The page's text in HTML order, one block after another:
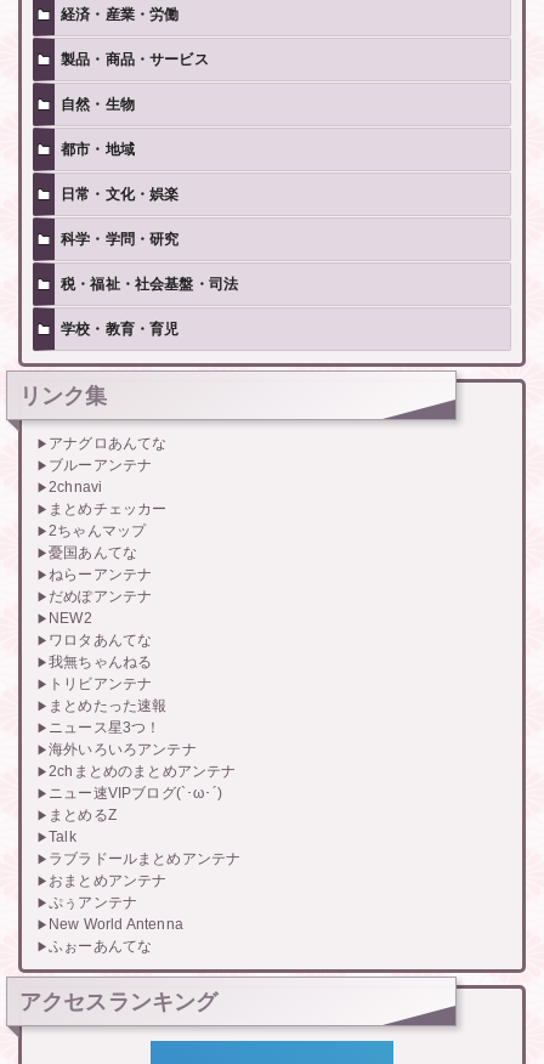
経済・産業・労働
製品・商品・サービス
自然・生物
都市・地域
日常・文化・娯楽
科学・学問・研究
税・福祉・社会基盤・司法
学校・教育・育児
リンク集
アナグロあんてな
ブルーアンテナ
2chnavi
まとめチェッカー
2ちゃんマップ
憂国あんてな
ねらーアンテナ
だめぽアンテナ
NEW2
ワロタあんてな
我無ちゃんねる
トリビアンテナ
まとめたった速報
ニュース星3つ！
海外いろいろアンテナ
2chまとめのまとめアンテナ
ニュー速VIPブログ(`･ω･´)
まとめるZ
Talk
ラブラドールまとめアンテナ
おまとめアンテナ
ぷぅアンテナ
New World Antenna
ふぉーあんてな
アクセスランキング